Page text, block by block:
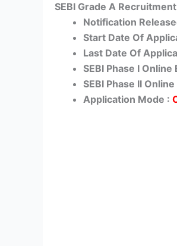
SEBI Grade A
Notification
Start Date Of
Last Date Of
SEBI Phase I Online
SEBI Phase II
Application Mode :